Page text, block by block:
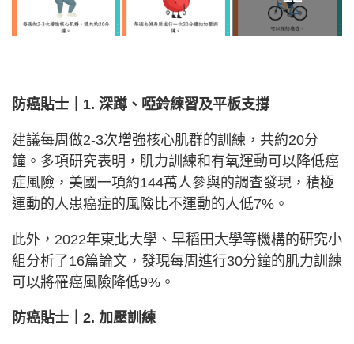
防癌貼士｜ 1. 深蹲、啞鈴練習及平板支撐
建議每周做2-3次增強核心肌群的訓練，共約20分
鐘。多項研究表明，肌力訓練和有氧運動可以降低癌
症風險，美國一項約144萬人參與的調查發現，積極
運動的人患癌症的風險比不運動的人低7%。
此外，2022年東北大學、早稻田大學等機構的研究小
組分析了16篇論文，發現每周進行30分鐘的肌力訓練
可以將罹癌風險降低9%。
防癌貼士｜2. 加壓訓練